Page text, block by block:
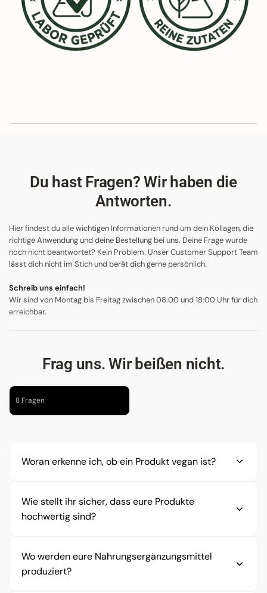
Du hast Fragen? Wir haben die
Antworten.
Hier findest du alle wichtigen Informationen rund um dein Kollagen, die
richtige Anwendung und deine Bestellung bei uns. Deine Frage wurde
noch nicht beantwortet? Kein Problem. Unser Customer Support Team
lässt dich nicht im Stich und berät dich gerne persönlich.
Schreib uns einfach!
Wir sind von Montag bis Freitag zwischen 08:00 und 18:00 Uhr für dich
erreichbar.
Frag uns. Wir beißen nicht.
8 Fragen
Woran erkenne ich, ob ein Produkt vegan ist?
Ob ein Produkt vegan ist, kannst Du direkt auf der
Produktseite sowie auf der Verpackung sehen.
sodass Du ohne lange Suche erkennen kannst,
welche Produkte ohne tierische Bestandteile
Wie stellt ihr sicher, dass eure Produkte
hochwertig sind?
Wir setzen auf kontrollierte Herstellungsprozesse
und hohe Qualitätsstandards entlang der
Wo werden eure Nahrungsergänzungsmittel
produziert?